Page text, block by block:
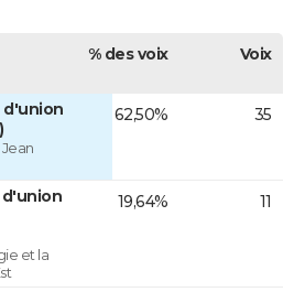
% des voix Voix
d'union
62,50% 35
d'union
et la
19,64% 11